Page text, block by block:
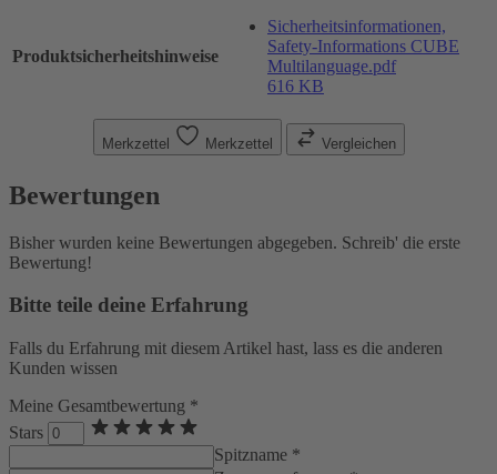
Produktsicherheitshinweise
Sicherheitsinformationen,
Safety-Informations CUBE
Multilanguage.pdf
616 KB
Merkzettel Merkzettel Vergleichen
Bewertungen
Bisher wurden keine Bewertungen abgegeben. Schreib' die erste
Bewertung!
Bitte teile deine Erfahrung
Falls du Erfahrung mit diesem Artikel hast, lass es die anderen
Kunden wissen
Meine Gesamtbewertung *
Stars
Spitzname *